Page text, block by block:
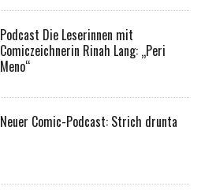
Podcast Die Leserinnen mit
Comiczeichnerin Rinah Lang: „Peri
Meno“
Neuer Comic-Podcast: Strich drunta